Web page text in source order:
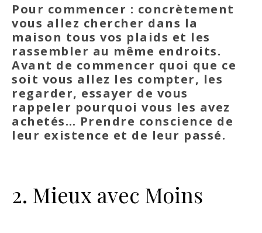
Pour commencer : concrètement
vous allez chercher dans la
maison tous vos plaids et les
rassembler au même endroits.
Avant de commencer quoi que ce
soit vous allez les compter, les
regarder, essayer de vous
rappeler pourquoi vous les avez
achetés… Prendre conscience de
leur existence et de leur passé.
2. Mieux avec Moins